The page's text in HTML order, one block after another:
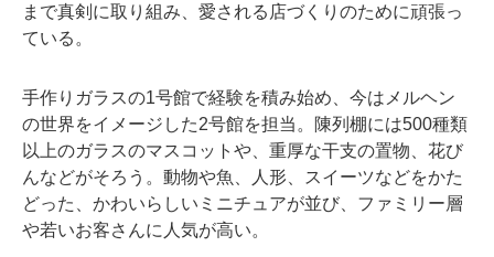
まで真剣に取り組み、愛される店づくりのために頑張っ
ている。
手作りガラスの1号館で経験を積み始め、今はメルヘン
の世界をイメージした2号館を担当。陳列棚には500種類
以上のガラスのマスコットや、重厚な干支の置物、花び
んなどがそろう。動物や魚、人形、スイーツなどをかた
どった、かわいらしいミニチュアが並び、ファミリー層
や若いお客さんに人気が高い。